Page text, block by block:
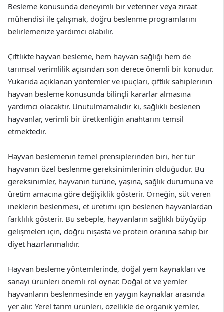
Besleme konusunda deneyimli bir veteriner veya ziraat
mühendisi ile çalışmak, doğru beslenme programlarını
belirlemenize yardımcı olabilir.
Çiftlikte hayvan besleme, hem hayvan sağlığı hem de
tarımsal verimlilik açısından son derece önemli bir konudur.
Yukarıda açıklanan yöntemler ve ipuçları, çiftlik sahiplerinin
hayvan besleme konusunda bilinçli kararlar almasına
yardımcı olacaktır. Unutulmamalıdır ki, sağlıklı beslenen
hayvanlar, verimli bir üretkenliğin anahtarını temsil
etmektedir.
Hayvan beslemenin temel prensiplerinden biri, her tür
hayvanın özel beslenme gereksinimlerinin olduğudur. Bu
gereksinimler, hayvanın türüne, yaşına, sağlık durumuna ve
üretim amacına göre değişiklik gösterir. Örneğin, süt veren
ineklerin beslenmesi, et üretimi için beslenen hayvanlardan
farklılık gösterir. Bu sebeple, hayvanların sağlıklı büyüyüp
gelişmeleri için, doğru nişasta ve protein oranına sahip bir
diyet hazırlanmalıdır.
Hayvan besleme yöntemlerinde, doğal yem kaynakları ve
sanayi ürünleri önemli rol oynar. Doğal ot ve yemler
hayvanların beslenmesinde en yaygın kaynaklar arasında
yer alır. Yerel tarım ürünleri, özellikle de organik yemler,